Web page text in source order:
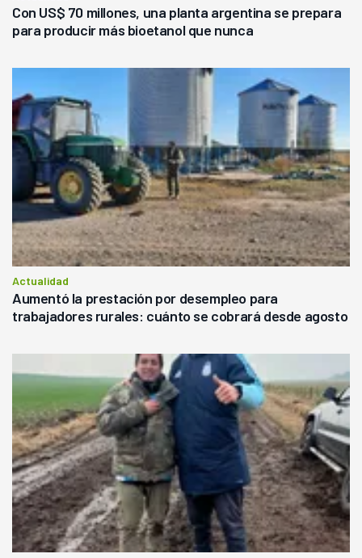
Con US$ 70 millones, una planta argentina se prepara
para producir más bioetanol que nunca
Actualidad
Aumentó la prestación por desempleo para
trabajadores rurales: cuánto se cobrará desde agosto